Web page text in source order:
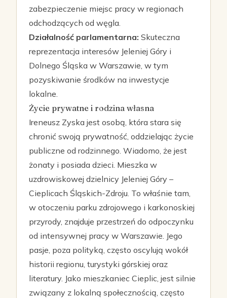
zabezpieczenie miejsc pracy w regionach
odchodzących od węgla.
Działalność parlamentarna: Skuteczna
reprezentacja interesów Jeleniej Góry i
Dolnego Śląska w Warszawie, w tym
pozyskiwanie środków na inwestycje
lokalne.
Życie prywatne i rodzina własna
Ireneusz Zyska jest osobą, która stara się
chronić swoją prywatność, oddzielając życie
publiczne od rodzinnego. Wiadomo, że jest
żonaty i posiada dzieci. Mieszka w
uzdrowiskowej dzielnicy Jeleniej Góry –
Cieplicach Śląskich-Zdroju. To właśnie tam,
w otoczeniu parku zdrojowego i karkonoskiej
przyrody, znajduje przestrzeń do odpoczynku
od intensywnej pracy w Warszawie. Jego
pasje, poza polityką, często oscylują wokół
historii regionu, turystyki górskiej oraz
literatury. Jako mieszkaniec Cieplic, jest silnie
związany z lokalną społecznością, często